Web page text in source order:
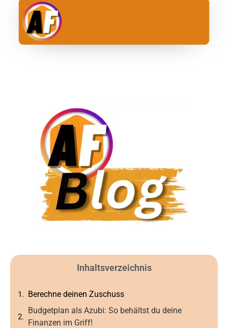
Inhaltsverzeichnis
Berechne deinen Zuschuss
Budgetplan als Azubi: So behältst du deine
Finanzen im Griff!